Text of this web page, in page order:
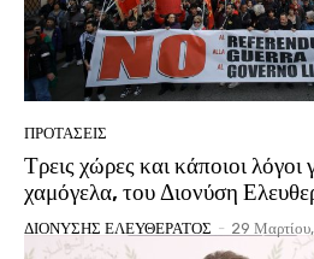
ΠΡΟΤΑΣΕΙΣ
Τρεις χώρες και κάποιοι
χαμόγελα, του Διονύση
ΔΙΟΝΥΣΗΣ ΕΛΕΥΘΕΡΑΤΟΣ - 29